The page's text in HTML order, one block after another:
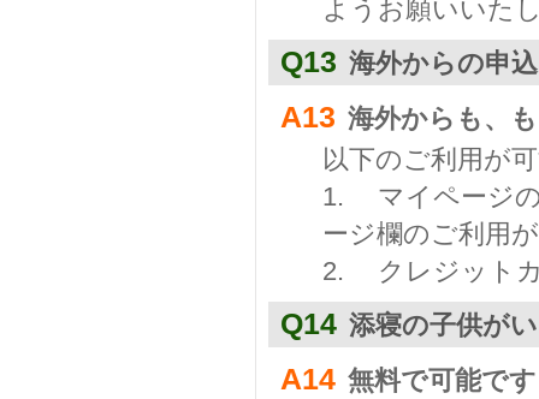
ようお願いいた
Q13 海外からの申
A13 海外からも、
以下のご利用が
1. マイページの
ージ欄のご利用
2. クレジットカ
Q14 添寝の子供が
A14 無料で可能で